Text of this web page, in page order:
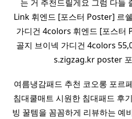
는 거 추천드릴게요 그럼 다들
Link 휘엔드 [포스터 Poster] 르
가디건 4colors 휘엔드 [포스터
골지 브이넥 가디건 4colors
s.zigzag.kr poster
여름냉감패드 추천 코오롱 포르페
침대쿨매트 시원한 침대패드 후
빙 꿀템을 꼼꼼하게 리뷰하는 예